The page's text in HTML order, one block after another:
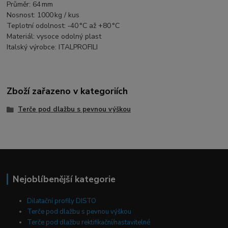
Průměr: 64 mm
Nosnost: 1000 kg / kus
Teplotní odolnost: ‑40 °C až +80 °C
Materiál: vysoce odolný plast
Italský výrobce: ITALPROFILI
Zboží zařazeno v kategoriích
Terče pod dlažbu s pevnou výškou
Nejoblíbenější kategorie
Dilatační profily DISTO
Terče pod dlažbu s pevnou výškou
Terče pod dlažbu rektifikační/nastavitelné